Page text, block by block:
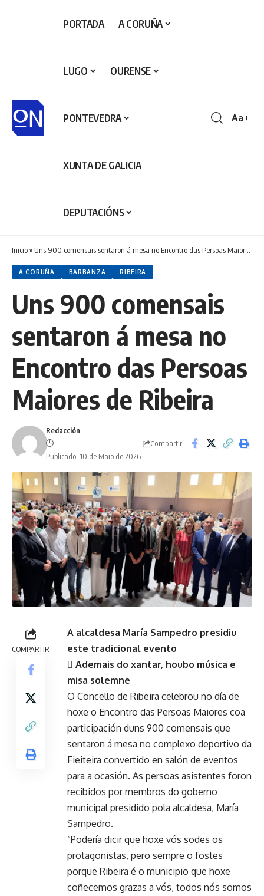
PORTADA A CORUÑA
LUGO OURENSE
PONTEVEDRA
XUNTA DE GALICIA
DEPUTACIÓNS
Aa
Inicio» Uns 900 comensais sentaron á mesa no Encontro das Persoas Maiores de Ribeira
A CORUÑA BARBANZA RIBEIRA
Uns 900 comensais
sentaron á mesa no
Encontro das Persoas
Maiores de Ribeira
Redacción
Publicado: 10 de Maio de 2026
Compartir
COMPARTIR
A alcaldesa María Sampedro presidiu
este tradicional evento
 Ademais do xantar, houbo música e
misa solemne
O Concello de Ribeira celebrou no día de
hoxe o Encontro das Persoas Maiores coa
participación duns 900 comensais que
sentaron á mesa no complexo deportivo da
Fieiteira convertido en salón de eventos
para a ocasión. As persoas asistentes foron
recibidos por membros do goberno
municipal presidido pola alcaldesa, María
Sampedro.
“Podería dicir que hoxe vós sodes os
protagonistas, pero sempre o fostes
porque Ribeira é o municipio que hoxe
coñecemos grazas a vós, todos nós somos